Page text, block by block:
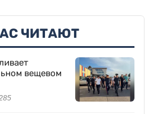
ЧИТАЮТ
вещевом